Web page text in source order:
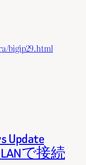
bigip29.html
Update
で接続